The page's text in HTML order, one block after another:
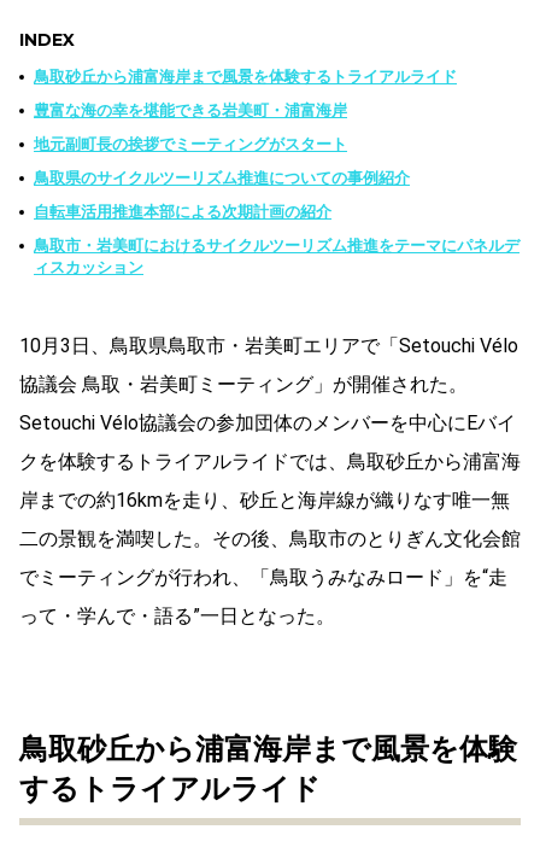
INDEX
鳥取砂丘から浦富海岸まで風景を体験するトライアルライド
豊富な海の幸を堪能できる岩美町・浦富海岸
地元副町長の挨拶でミーティングがスタート
鳥取県のサイクルツーリズム推進についての事例紹介
自転車活用推進本部による次期計画の紹介
鳥取市・岩美町におけるサイクルツーリズム推進をテーマにパネルデ
ィスカッション
10月3日、鳥取県鳥取市・岩美町エリアで「Setouchi Vélo
協議会 鳥取・岩美町ミーティング」が開催された。
Setouchi Vélo協議会の参加団体のメンバーを中心にEバイ
クを体験するトライアルライドでは、鳥取砂丘から浦富海
岸までの約16kmを走り、砂丘と海岸線が織りなす唯一無
二の景観を満喫した。その後、鳥取市のとりぎん文化会館
でミーティングが行われ、「鳥取うみなみロード」を“走
って・学んで・語る”一日となった。
鳥取砂丘から浦富海岸まで風景を体験
するトライアルライド